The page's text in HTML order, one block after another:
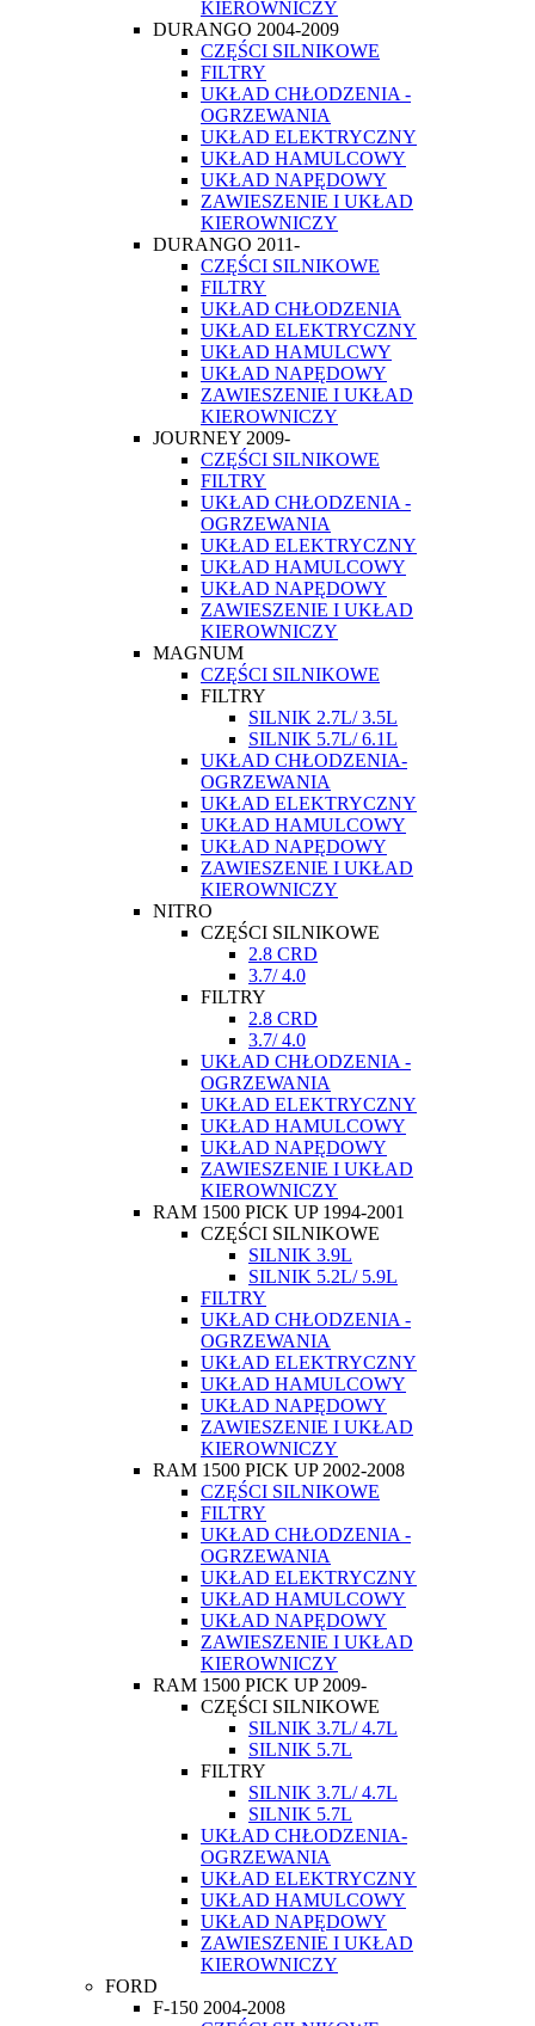
KIEROWNICZY
DURANGO 2004-2009
CZĘŚCI SILNIKOWE
FILTRY
UKŁAD CHŁODZENIA -
OGRZEWANIA
UKŁAD ELEKTRYCZNY
UKŁAD HAMULCOWY
UKŁAD NAPĘDOWY
ZAWIESZENIE I UKŁAD
KIEROWNICZY
DURANGO 2011-
CZĘŚCI SILNIKOWE
FILTRY
UKŁAD CHŁODZENIA
UKŁAD ELEKTRYCZNY
UKŁAD HAMULCWY
UKŁAD NAPĘDOWY
ZAWIESZENIE I UKŁAD
KIEROWNICZY
JOURNEY 2009-
CZĘŚCI SILNIKOWE
FILTRY
UKŁAD CHŁODZENIA -
OGRZEWANIA
UKŁAD ELEKTRYCZNY
UKŁAD HAMULCOWY
UKŁAD NAPĘDOWY
ZAWIESZENIE I UKŁAD
KIEROWNICZY
MAGNUM
CZĘŚCI SILNIKOWE
FILTRY
SILNIK 2.7L/ 3.5L
SILNIK 5.7L/ 6.1L
UKŁAD CHŁODZENIA-
OGRZEWANIA
UKŁAD ELEKTRYCZNY
UKŁAD HAMULCOWY
UKŁAD NAPĘDOWY
ZAWIESZENIE I UKŁAD
KIEROWNICZY
NITRO
CZĘŚCI SILNIKOWE
2.8 CRD
3.7/ 4.0
FILTRY
2.8 CRD
3.7/ 4.0
UKŁAD CHŁODZENIA -
OGRZEWANIA
UKŁAD ELEKTRYCZNY
UKŁAD HAMULCOWY
UKŁAD NAPĘDOWY
ZAWIESZENIE I UKŁAD
KIEROWNICZY
RAM 1500 PICK UP 1994-2001
CZĘŚCI SILNIKOWE
SILNIK 3.9L
SILNIK 5.2L/ 5.9L
FILTRY
UKŁAD CHŁODZENIA -
OGRZEWANIA
UKŁAD ELEKTRYCZNY
UKŁAD HAMULCOWY
UKŁAD NAPĘDOWY
ZAWIESZENIE I UKŁAD
KIEROWNICZY
RAM 1500 PICK UP 2002-2008
CZĘŚCI SILNIKOWE
FILTRY
UKŁAD CHŁODZENIA -
OGRZEWANIA
UKŁAD ELEKTRYCZNY
UKŁAD HAMULCOWY
UKŁAD NAPĘDOWY
ZAWIESZENIE I UKŁAD
KIEROWNICZY
RAM 1500 PICK UP 2009-
CZĘŚCI SILNIKOWE
SILNIK 3.7L/ 4.7L
SILNIK 5.7L
FILTRY
SILNIK 3.7L/ 4.7L
SILNIK 5.7L
UKŁAD CHŁODZENIA-
OGRZEWANIA
UKŁAD ELEKTRYCZNY
UKŁAD HAMULCOWY
UKŁAD NAPĘDOWY
ZAWIESZENIE I UKŁAD
KIEROWNICZY
FORD
F-150 2004-2008